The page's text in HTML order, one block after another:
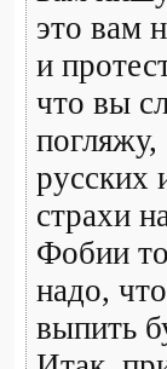
это вам
и
что вы
погляжу,
русских
страхи
Фобии
надо,
выпить